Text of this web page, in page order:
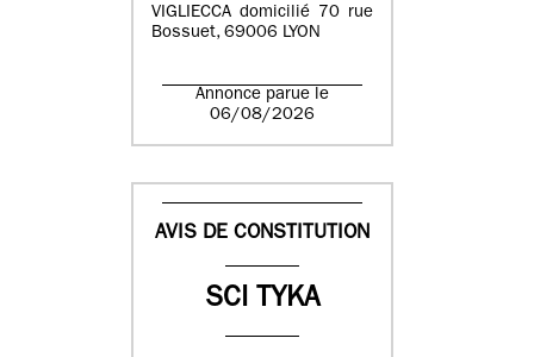
VIGLIECCA domicilié 70 rue
Bossuet, 69006 LYON
Annonce parue le
06/08/2026
AVIS DE CONSTITUTION
SCI TYKA